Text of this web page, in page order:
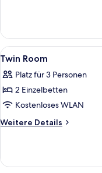
Room
Alle
Fotos
für
Twin
Room
anzeigen
4
Twin Room
Platz für 3 Personen
2 Einzelbetten
Kostenloses WLAN
Weitere Details
Weitere
Room